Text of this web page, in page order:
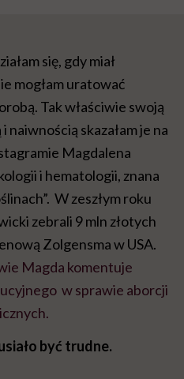
się, gdy miał
mogłam uratować
Tak właściwie swoją
skazałam je na
Magdalena
i hematologii, znana
W zeszłym roku
zebrali 9 mln złotych
Zolgensma w USA.
Magda komentuje
w sprawie aborcji
być trudne.